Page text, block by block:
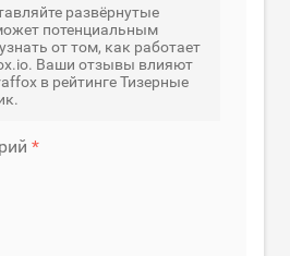
развёрнутые
потенциальным
от том, как работает
Ваши отзывы влияют
в рейтинге Тизерные